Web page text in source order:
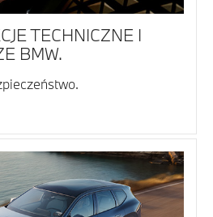
TECHNICZNE I
BMW.